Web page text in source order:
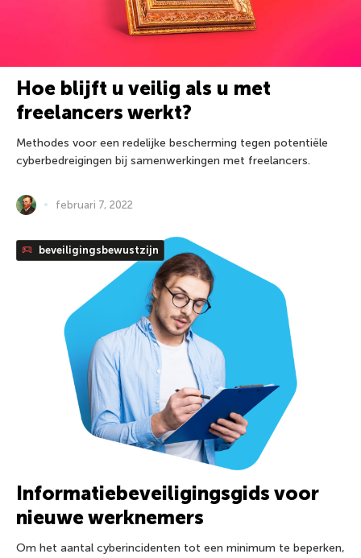
Hoe blijft u veilig als u met
freelancers werkt?
Methodes voor een redelijke bescherming tegen potentiële
cyberbedreigingen bij samenwerkingen met freelancers.
februari 7, 2022
beveiligingsbewustzijn
Informatiebeveiligingsgids voor
nieuwe werknemers
Om het aantal cyberincidenten tot een minimum te beperken,